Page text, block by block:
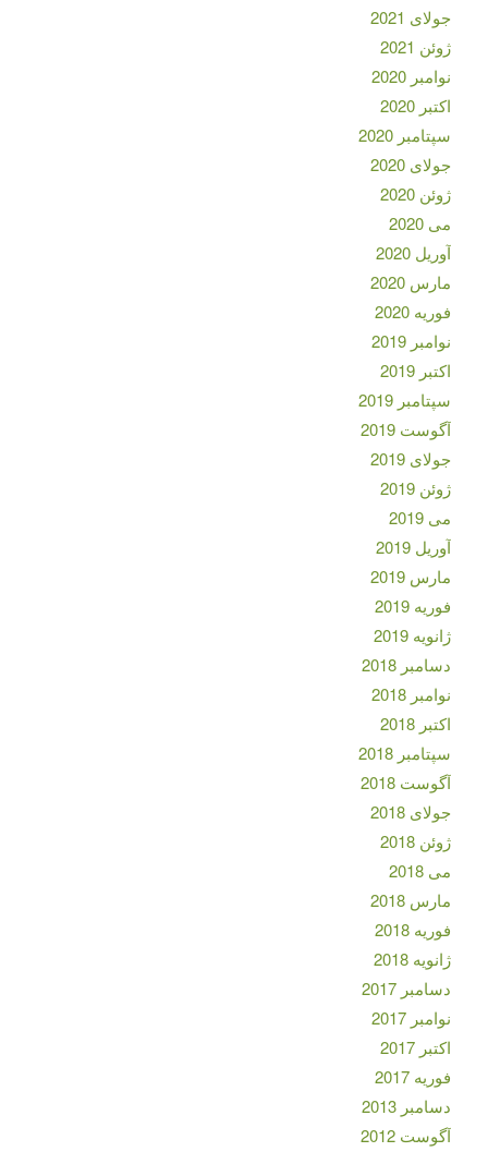
جولای 2021
ژوئن 2021
نوامبر 2020
اکتبر 2020
سپتامبر 2020
جولای 2020
ژوئن 2020
می 2020
آوریل 2020
مارس 2020
فوریه 2020
نوامبر 2019
اکتبر 2019
سپتامبر 2019
آگوست 2019
جولای 2019
ژوئن 2019
می 2019
آوریل 2019
مارس 2019
فوریه 2019
ژانویه 2019
دسامبر 2018
نوامبر 2018
اکتبر 2018
سپتامبر 2018
آگوست 2018
جولای 2018
ژوئن 2018
می 2018
مارس 2018
فوریه 2018
ژانویه 2018
دسامبر 2017
نوامبر 2017
اکتبر 2017
فوریه 2017
دسامبر 2013
آگوست 2012